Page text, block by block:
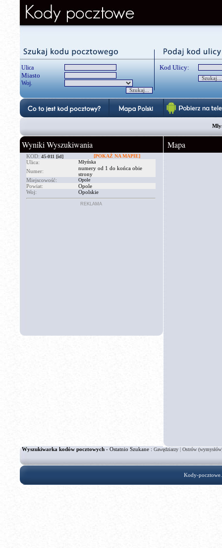
Ulica
Miasto
Woj.
Kod Ulicy:
Wyniki Wyszukiwania
KOD: 45-011 [id] [POKAŻ NA MAPIE]
Ulica: Młyńska
Numer:
numery od 1 do końca obie
strony
Miejscowość:
Opole
Powiat:
Opole
Woj:
Opolskie
REKLAMA
Mapa
Wyszukiwarka kodów pocztowych - Ostatnio Szukane : Gawędziarzy|Ostrów
Kody-